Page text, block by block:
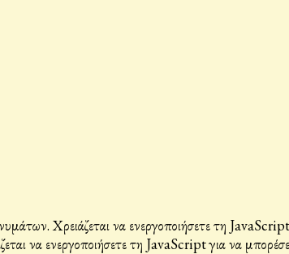
Χρειάζεται να ενεργοποιήσετε τη JavaScript
να ενεργοποιήσετε τη JavaScript για να